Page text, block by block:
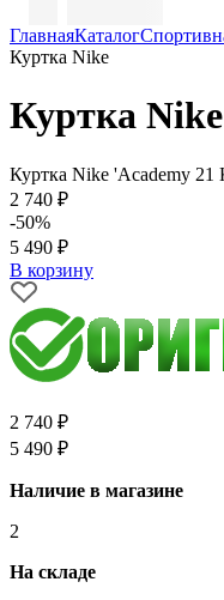
ГлавнаяКаталог
Куртка Nike
Куртка Nike
Куртка Nike 'Academy 21
2 740 ₽
-50%
5 490 ₽
В корзину
2 740 ₽
5 490 ₽
Наличие в магазине
2
На складе